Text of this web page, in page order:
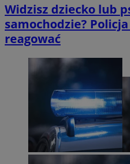
Widzisz dziecko lub
samochodzie?
reagować